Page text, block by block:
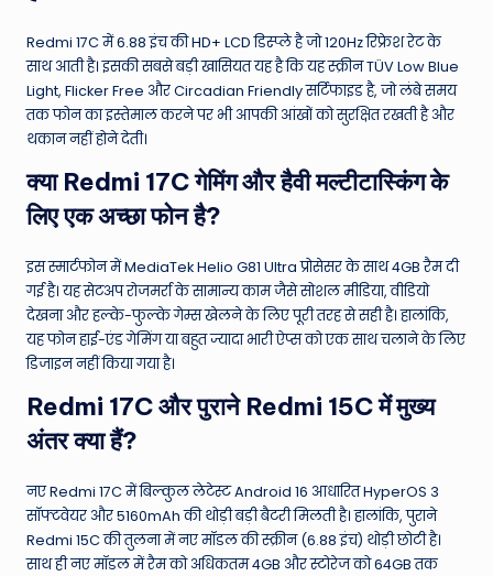
Redmi 17C में 6.88 इंच की HD+ LCD डिस्प्ले है जो 120Hz रिफ्रेश रेट के
साथ आती है। इसकी सबसे बड़ी खासियत यह है कि यह स्क्रीन TÜV Low Blue
Light, Flicker Free और Circadian Friendly सर्टिफाइड है, जो लंबे समय
तक फोन का इस्तेमाल करने पर भी आपकी आंखों को सुरक्षित रखती है और
थकान नहीं होने देती।
क्या Redmi 17C गेमिंग और हैवी मल्टीटास्किंग के
लिए एक अच्छा फोन है?
इस स्मार्टफोन में MediaTek Helio G81 Ultra प्रोसेसर के साथ 4GB रैम दी
गई है। यह सेटअप रोजमर्रा के सामान्य काम जैसे सोशल मीडिया, वीडियो
देखना और हल्के-फुल्के गेम्स खेलने के लिए पूरी तरह से सही है। हालांकि,
यह फोन हाई-एंड गेमिंग या बहुत ज्यादा भारी ऐप्स को एक साथ चलाने के लिए
डिजाइन नहीं किया गया है।
Redmi 17C और पुराने Redmi 15C में मुख्य
अंतर क्या हैं?
नए Redmi 17C में बिल्कुल लेटेस्ट Android 16 आधारित HyperOS 3
सॉफ्टवेयर और 5160mAh की थोड़ी बड़ी बैटरी मिलती है। हालांकि, पुराने
Redmi 15C की तुलना में नए मॉडल की स्क्रीन (6.88 इंच) थोड़ी छोटी है।
साथ ही नए मॉडल में रैम को अधिकतम 4GB और स्टोरेज को 64GB तक